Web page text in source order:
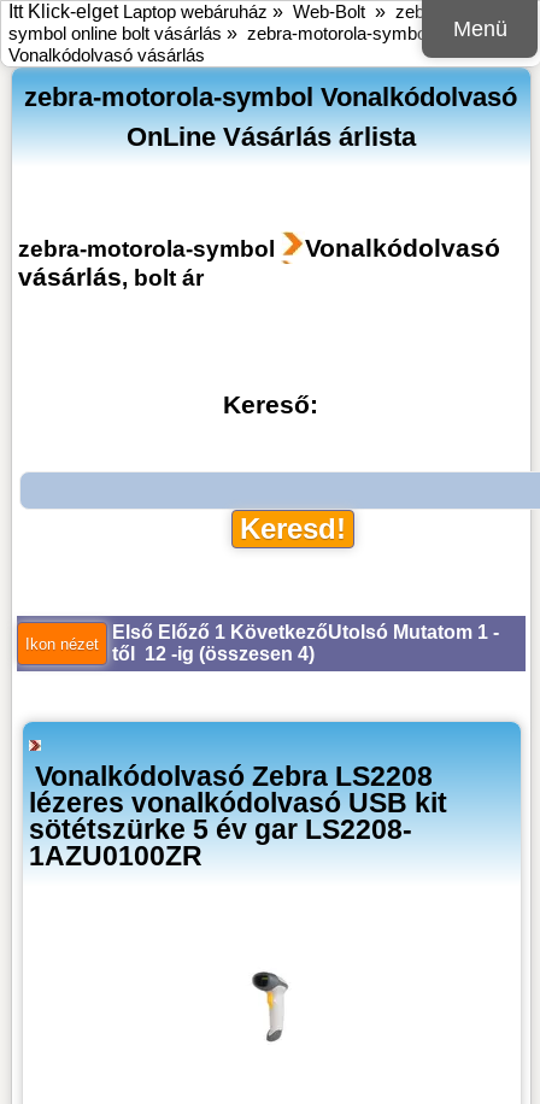
Menü
Itt Klick-elget Laptop webáruház » Web-Bolt » zebra-motorola-
symbol online bolt vásárlás » zebra-motorola-symbol
Vonalkódolvasó vásárlás
zebra-motorola-symbol Vonalkódolvasó
OnLine Vásárlás árlista
zebra-motorola-symbol
Vonalkódolvasó
vásárlás, bolt ár
Kereső:
Első Előző 1 KövetkezőUtolsó Mutatom 1 -
től 12 -ig (összesen 4)
Vonalkódolvasó Zebra LS2208
lézeres vonalkódolvasó USB kit
sötétszürke 5 év gar LS2208-
1AZU0100ZR